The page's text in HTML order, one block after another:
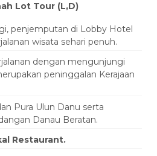
Lot Tour (L,D)
penjemputan di Lobby Hotel
wisata sehari penuh.
dengan mengunjungi
peninggalan Kerajaan
Pura Ulun Danu serta
Danau Beratan.
Restaurant.